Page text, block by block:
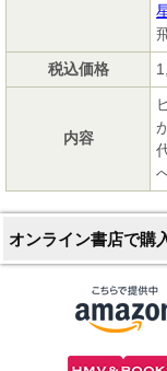
税込価格
内容
オンライン書店で購